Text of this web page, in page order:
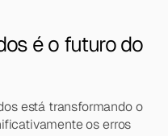
é o futuro do
está transformando o
os erros